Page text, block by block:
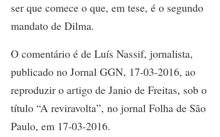
ser que comece o que, em tese, é o segundo
mandato de Dilma.
O comentário é de Luís Nassif, jornalista,
publicado no Jornal GGN, 17-03-2016, ao
reproduzir o artigo de Janio de Freitas, sob o
título “A reviravolta”, no jornal Folha de São
Paulo, em 17-03-2016.